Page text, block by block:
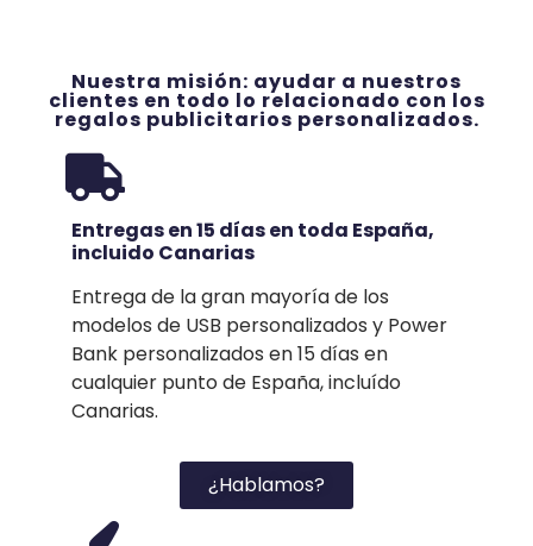
Nuestra misión: ayudar a nuestros
clientes en todo lo relacionado con los
regalos publicitarios personalizados.
Entregas en 15 días en toda España,
incluido Canarias
Entrega de la gran mayoría de los
modelos de USB personalizados y Power
Bank personalizados en 15 días en
cualquier punto de España, incluído
Canarias.
¿Hablamos?